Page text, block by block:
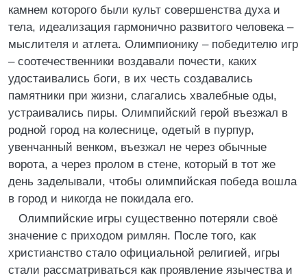
камнем которого были культ совершенства духа и
тела, идеализация гармонично развитого человека –
мыслителя и атлета. Олимпионику – победителю игр
– соотечественники воздавали почести, каких
удостаивались боги, в их честь создавались
памятники при жизни, слагались хвалебные оды,
устраивались пиры. Олимпийский герой въезжал в
родной город на колеснице, одетый в пурпур,
увенчанный венком, въезжал не через обычные
ворота, а через пролом в стене, который в тот же
день заделывали, чтобы олимпийская победа вошла
в город и никогда не покидала его.
Олимпийские игры существенно потеряли своё
значение с приходом римлян. После того, как
христианство стало официальной религией, игры
стали рассматриваться как проявление язычества и